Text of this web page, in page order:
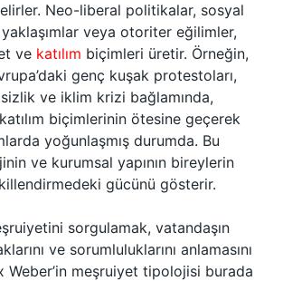
Neo-liberal politikalar, sosyal
veya otoriter eğilimler,
ve katılım biçimleri üretir. Örneğin,
genç kuşak protestoları,
ve iklim krizi bağlamında,
biçimlerinin ötesine geçerek
yoğunlaşmış durumda. Bu
ve kurumsal yapının bireylerin
gücünü gösterir.
sorgulamak, vatandaşın
ve sorumluluklarını anlamasını
Weber’in meşruiyet tipolojisi burada